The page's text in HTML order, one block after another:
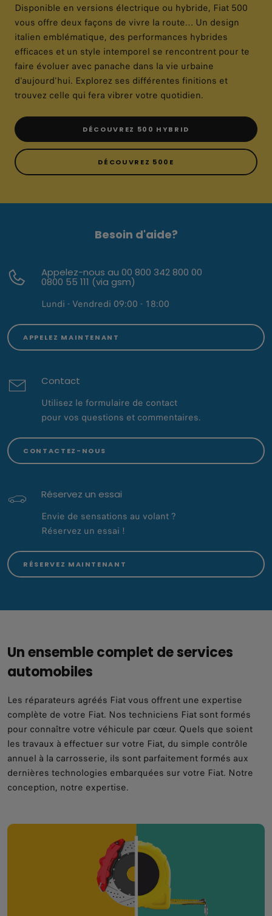
Disponible en versions électrique ou hybride, Fiat 500
vous offre deux façons de vivre la route… Un design
italien emblématique, des performances hybrides
efficaces et un style intemporel se rencontrent pour te
faire évoluer avec panache dans la vie urbaine
d'aujourd'hui. ​​Explorez ses différentes finitions et
trouvez celle qui fera vibrer votre quotidien.
DÉCOUVREZ 500 HYBRID
DÉCOUVREZ 500E
Besoin d'aide?
Appelez-nous au 00 800 342 800 00
0800 55 111 (via gsm)
Lundi - Vendredi 09:00 - 18:00
APPELEZ MAINTENANT
Contact
Utilisez le formulaire de contact
pour vos questions et commentaires.
CONTACTEZ-NOUS
Réservez un essai
Envie de sensations au volant ?
Réservez un essai !
RÉSERVEZ MAINTENANT
Un ensemble complet de services
automobiles
Les réparateurs agréés Fiat vous offrent une expertise
complète de votre Fiat. Nos techniciens Fiat sont formés
pour connaître votre véhicule par cœur. Quels que soient
les travaux à effectuer sur votre Fiat, du simple contrôle
annuel à la carrosserie, ils sont parfaitement formés aux
dernières technologies embarquées sur votre Fiat. Notre
conception, notre expertise.